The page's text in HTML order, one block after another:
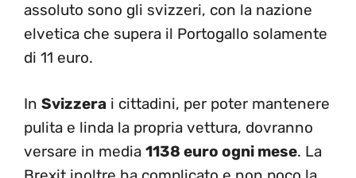
assoluto sono gli svizzeri, con la nazione
elvetica che supera il Portogallo solamente
di 11 euro.
In Svizzera i cittadini, per poter mantenere
pulita e linda la propria vettura, dovranno
versare in media 1138 euro ogni mese. La